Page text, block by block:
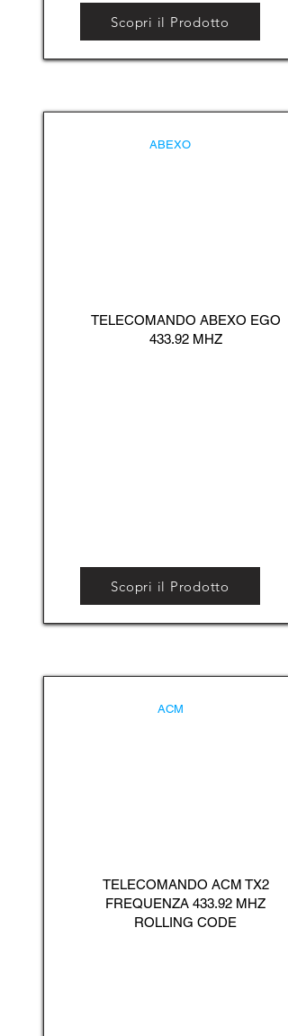
Scopri il Prodotto
ABEXO
TELECOMANDO ABEXO EGO
433.92 MHZ
Scopri il Prodotto
ACM
TELECOMANDO ACM TX2
FREQUENZA 433.92 MHZ
ROLLING CODE